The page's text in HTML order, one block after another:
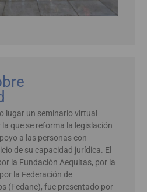
lugar un seminario virtual
que se reforma la legislación
a las personas con
de su capacidad jurídica. El
la Fundación Aequitas, por la
la Federación de
(Fedane), fue presentado por